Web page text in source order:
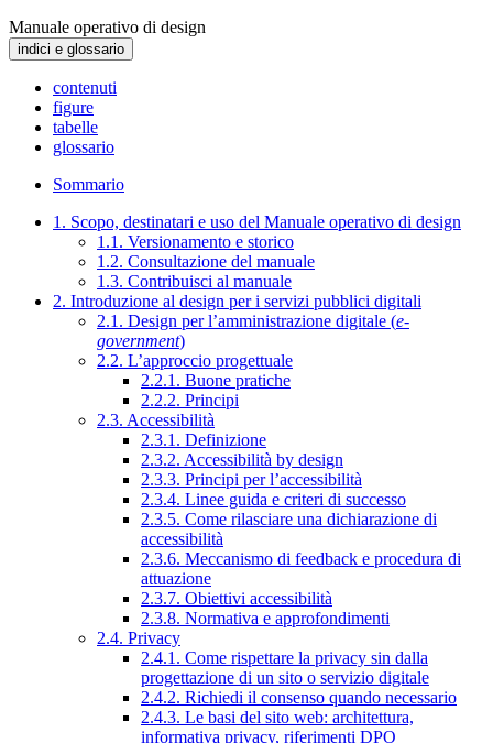
Manuale operativo di design
indici e glossario
contenuti
figure
tabelle
glossario
Sommario
1. Scopo, destinatari e uso del Manuale operativo di design
1.1. Versionamento e storico
1.2. Consultazione del manuale
1.3. Contribuisci al manuale
2. Introduzione al design per i servizi pubblici digitali
2.1. Design per l’amministrazione digitale (e-
government)
2.2. L’approccio progettuale
2.2.1. Buone pratiche
2.2.2. Principi
2.3. Accessibilità
2.3.1. Definizione
2.3.2. Accessibilità by design
2.3.3. Principi per l’accessibilità
2.3.4. Linee guida e criteri di successo
2.3.5. Come rilasciare una dichiarazione di
accessibilità
2.3.6. Meccanismo di feedback e procedura di
attuazione
2.3.7. Obiettivi accessibilità
2.3.8. Normativa e approfondimenti
2.4. Privacy
2.4.1. Come rispettare la privacy sin dalla
progettazione di un sito o servizio digitale
2.4.2. Richiedi il consenso quando necessario
2.4.3. Le basi del sito web: architettura,
informativa privacy, riferimenti DPO